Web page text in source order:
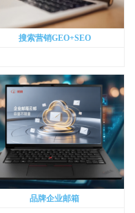
搜索营销GEO+SEO
品牌企业邮箱